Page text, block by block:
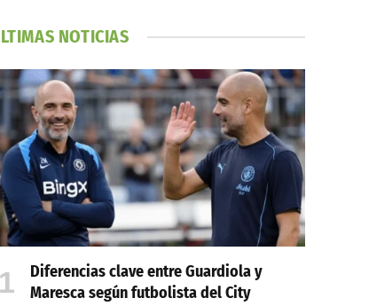
NOTICIAS
Diferencias clave entre Guardiola y
Maresca según futbolista del City